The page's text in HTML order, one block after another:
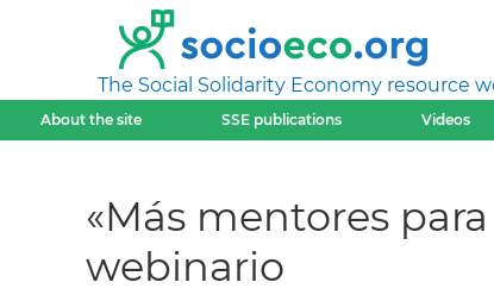
The Social Solidarity Economy resource
About the site SSE publications Videos
«Más mentores
webinario